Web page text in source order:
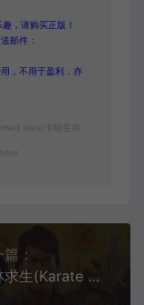
，请购买正版！
邮件：
，不用于盈利，亦
Isles)卡组生存
：
武林求生(Karate Survivor)轻肉鸽幸存者游戏|单机|中文|动作|免费下载